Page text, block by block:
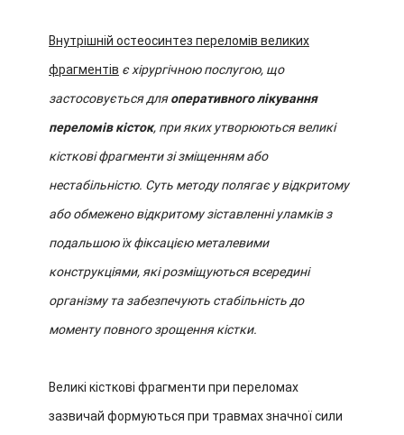
Внутрішній остеосинтез переломів великих
фрагментів є хірургічною послугою, що
застосовується дляоперативного лікування
переломів кісток, при яких утворюються великі
кісткові фрагменти зі зміщенням або
нестабільністю. Суть методу полягає у відкритому
або обмежено відкритому зіставленні уламків з
подальшою їх фіксацією металевими
конструкціями, які розміщуються всередині
організму та забезпечують стабільність до
моменту повного зрощення кістки.
Великі кісткові фрагменти при переломах
зазвичай формуються при травмах значної сили